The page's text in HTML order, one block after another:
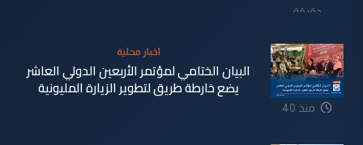
دقيقة
منذ 40
اخبار محلية
البيان الختامي لمؤتمر الأربعين الدولي العاشر
يضع خارطة طريق لتطوير الزيارة المليونية